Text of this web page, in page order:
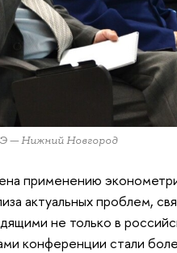
— Нижний Новгород
применению
актуальных проблем,
не только в
конференции стали